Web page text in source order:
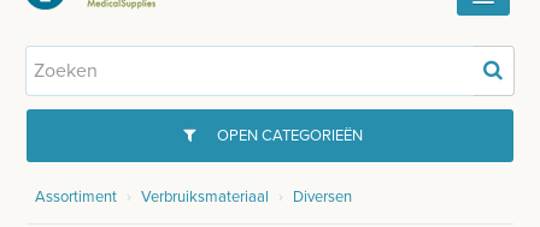
HOME
OPEN CATEGORIEËN
GYNAECOLOGIE
Assortiment › Verbruiksmateriaal › Diversen